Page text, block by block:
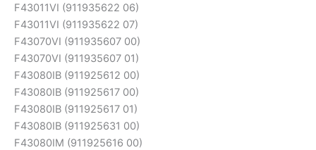
F43011VI (911935622 06)
F43011VI (911935622 07)
F43070VI (911935607 00)
F43070VI (911935607 01)
F43080IB (911925612 00)
F43080IB (911925617 00)
F43080IB (911925617 01)
F43080IB (911925631 00)
F43080IM (911925616 00)